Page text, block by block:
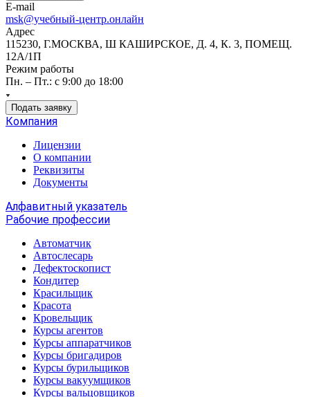
E-mail
msk@учебный-центр.онлайн
Адрес
115230, Г.МОСКВА, Ш КАШИРСКОЕ, Д. 4, К. 3, ПОМЕЩ.
12А/1П
Режим работы
Пн. – Пт.: с 9:00 до 18:00
Подать заявку
Компания
Лицензии
О компании
Реквизиты
Документы
Алфавитный указатель
Рабочие профессии
Автоматчик
Автослесарь
Дефектоскопист
Кондитер
Красильщик
Красота
Кровельщик
Курсы агентов
Курсы аппаратчиков
Курсы бригадиров
Курсы бурильщиков
Курсы вакуумщиков
Курсы вальцовщиков